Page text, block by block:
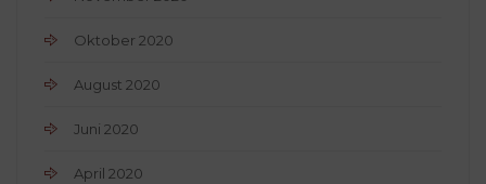
Oktober 2020
August 2020
Juni 2020
April 2020